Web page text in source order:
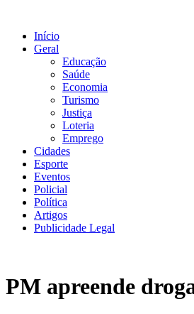
conteúdo
Início
Geral
Educação
Saúde
Economia
Turismo
Justiça
Loteria
Emprego
Cidades
Esporte
Eventos
Policial
Política
Artigos
Publicidade Legal
PM apreende